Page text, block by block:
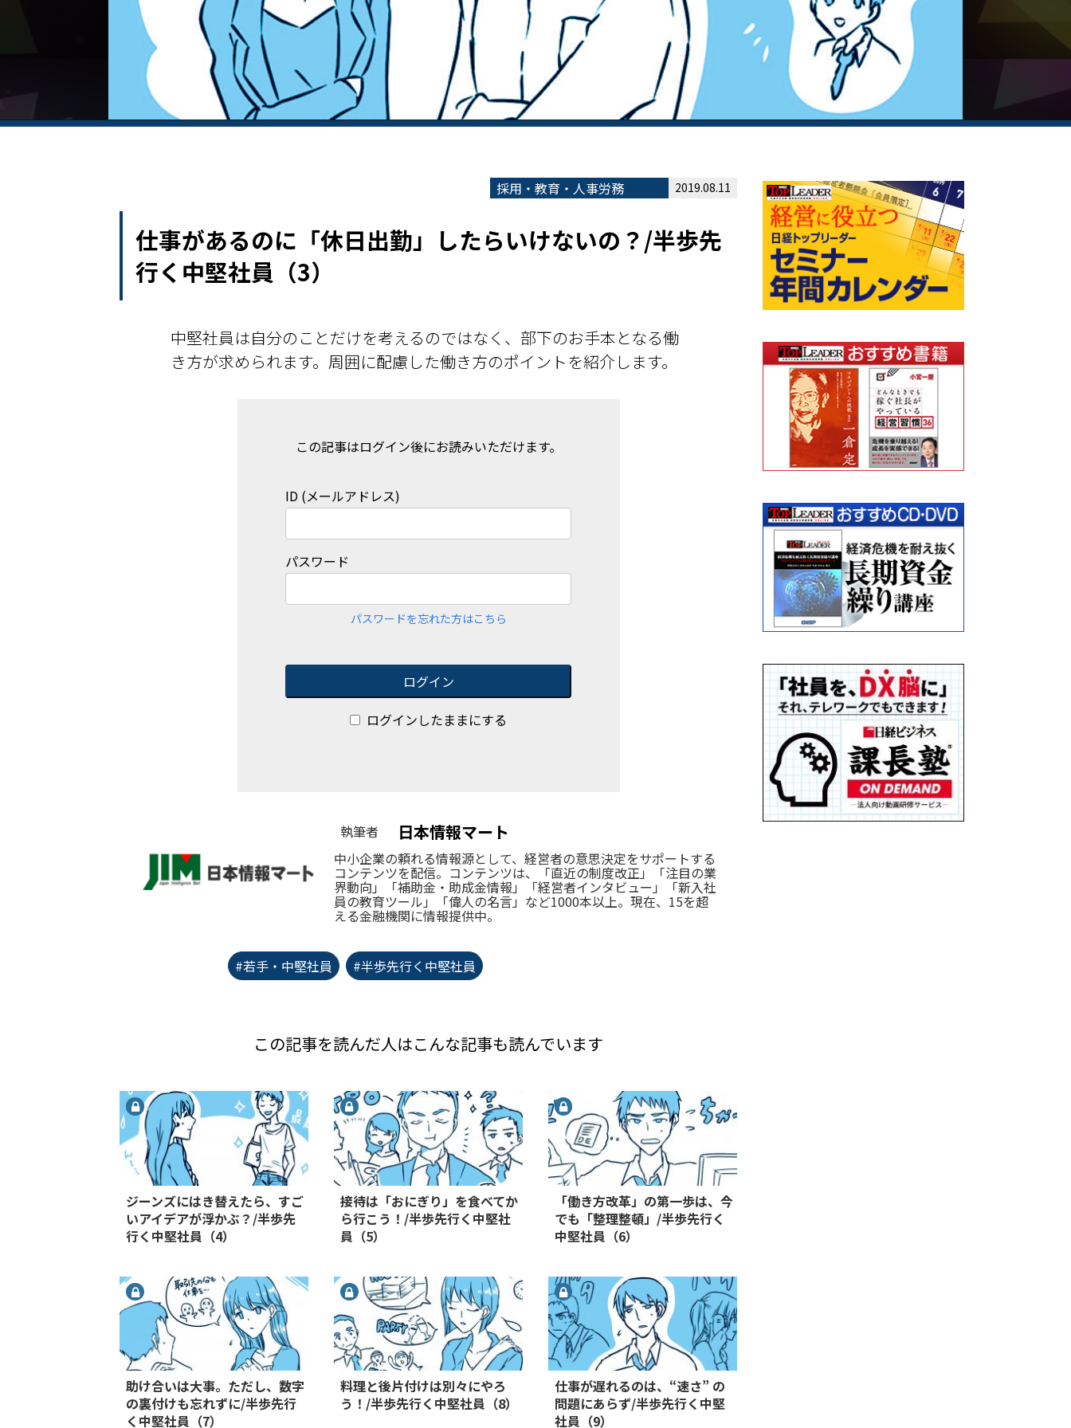
採用・教育・人事労務 2019.08.11
仕事があるのに「休日出勤」したらいけないの？/半歩先
行く中堅社員（3）
中堅社員は自分のことだけを考えるのではなく、部下のお手本となる働
き方が求められます。周囲に配慮した働き方のポイントを紹介します。
この記事はログイン後にお読みいただけます。
ID (メールアドレス)
パスワード
パスワードを忘れた方はこちら
ログイン
ログインしたままにする
執筆者 日本情報マート
中小企業の頼れる情報源として、経営者の意思決定をサポートする
コンテンツを配信。コンテンツは、「直近の制度改正」「注目の業
界動向」「補助金・助成金情報」「経営者インタビュー」「新入社
員の教育ツール」「偉人の名言」など1000本以上。現在、15を超
える金融機関に情報提供中。
#若手・中堅社員 #半歩先行く中堅社員
この記事を読んだ人はこんな記事も読んでいます
ジーンズにはき替えたら、すご
いアイデアが浮かぶ？/半歩先
行く中堅社員（4）
接待は「おにぎり」を食べてか
ら行こう！/半歩先行く中堅社
員（5）
「働き方改革」の第一歩は、今
でも「整理整頓」/半歩先行く
中堅社員（6）
助け合いは大事。ただし、数字
の裏付けも忘れずに/半歩先行
く中堅社員（7）
料理と後片付けは別々にやろ
う！/半歩先行く中堅社員（8）
仕事が遅れるのは、“速さ” の
問題にあらず/半歩先行く中堅
社員（9）